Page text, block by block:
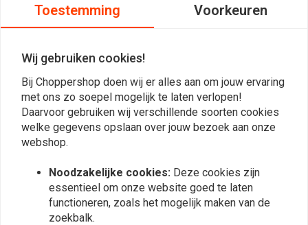
€160,-
Meest bekeken
Toestemming Voorkeuren
Wij gebruiken cookies!
Bij Choppershop doen wij er alles aan om jouw ervaring
met ons zo soepel mogelijk te laten verlopen!
Daarvoor gebruiken wij verschillende soorten cookies
welke gegevens opslaan over jouw bezoek aan onze
webshop.
Noodzakelijke cookies: Deze cookies zijn
essentieel om onze website goed te laten
functioneren, zoals het mogelijk maken van de
zoekbalk.